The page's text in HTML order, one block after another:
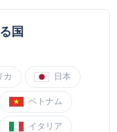
国
カ 日本
ベトナム
イタリア